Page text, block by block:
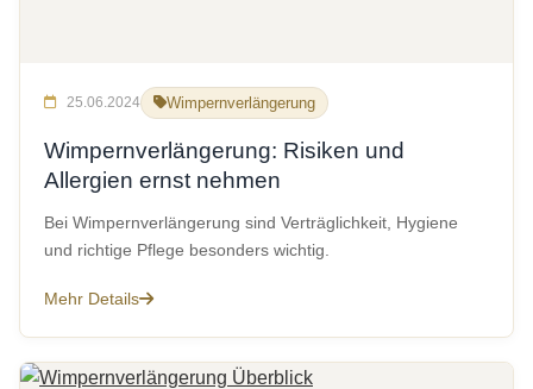
25.06.2024 Wimpernverlängerung
Wimpernverlängerung: Risiken und
Allergien ernst nehmen
Bei Wimpernverlängerung sind Verträglichkeit, Hygiene
und richtige Pflege besonders wichtig.
Mehr Details